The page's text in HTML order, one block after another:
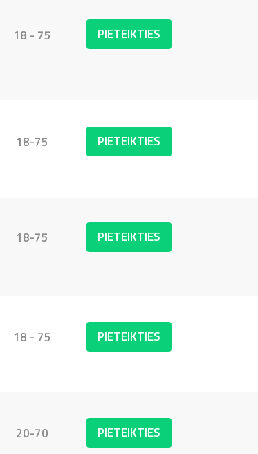
18 - 75 PIETEIKTIES
18-75 PIETEIKTIES
18-75 PIETEIKTIES
18 - 75 PIETEIKTIES
20-70 PIETEIKTIES